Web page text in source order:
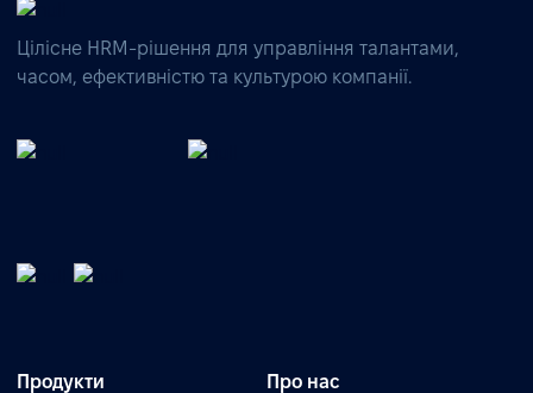
Цілісне HRM-рішення для управління талантами,
часом, ефективністю та культурою компанії.
Продукти Про нас